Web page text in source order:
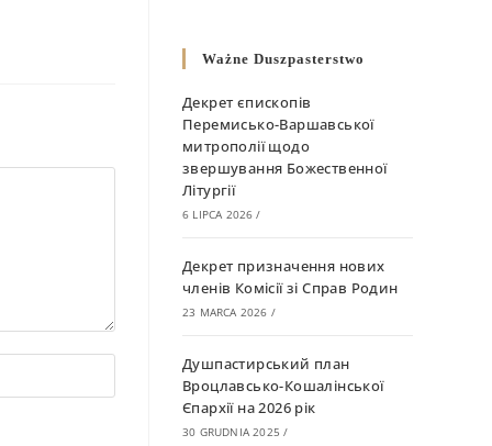
Ważne Duszpasterstwo
Декрет єпископів
Перемисько-Варшавської
митрополії щодо
звершування Божественної
Літургії
6 LIPCA 2026 /
Декрет призначення нових
членів Комісії зі Справ Родин
23 MARCA 2026 /
Душпастирський план
Вроцлавсько-Кошалінської
Єпархії на 2026 рік
30 GRUDNIA 2025 /